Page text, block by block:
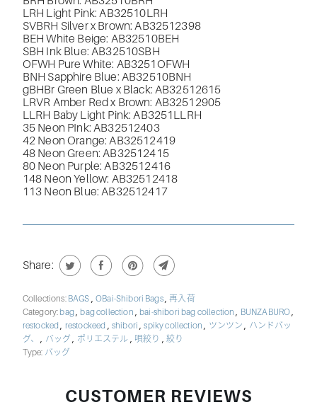
LRH Light Pink: AB32510LRH
SVBRH Silver x Brown: AB32512398
BEH White Beige: AB32510BEH
SBH Ink Blue: AB32510SBH
OFWH Pure White: AB3251OFWH
BNH Sapphire Blue: AB32510BNH
gBHBr Green Blue x Black: AB32512615
LRVR Amber Red x Brown: AB32512905
LLRH Baby Light Pink: AB3251LLRH
35 Neon PInk: AB32512403
42 Neon Orange: AB32512419
48 Neon Green: AB32512415
80 Neon Purple: AB32512416
148 Neon Yellow: AB32512418
113 Neon Blue:AB32512417
Share:
Collections: BAGS ,OBai-Shibori Bags,再入荷
Category: bag, bag collection , bai-shibori bag collection, BUNZABURO,
restocked, restockeed , shibori,spiky collection, ツンツン, ハンドバッ
グ、, バッグ, ポリエステル , 唄絞り ,絞り
Type: バッグ
CUSTOMER REVIEWS